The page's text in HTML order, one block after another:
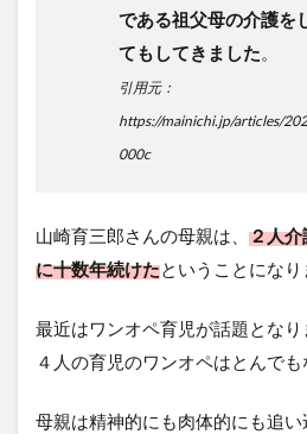
である祖父母の介護を
てもしてきました。
引用元：
https://mainichi.jp/articles/
000c
山崎育三郎さんの母親は、 ２人介
に十数年続けたということになり
最近はワンオペ育児が話題とな
４人の育児のワンオペはとんでも
母親は精神的にも肉体的にも追